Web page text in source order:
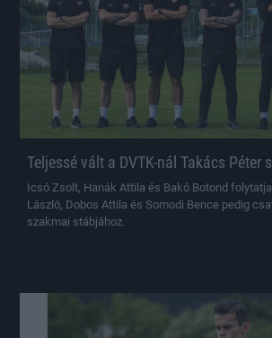
Teljessé vált a DVTK-nál Takács Péter
Icsó Zsolt, Hanák Attila és Bakó Botond
László, Dobos Attila és Somodi Bence pedig
szakmai stábjához.